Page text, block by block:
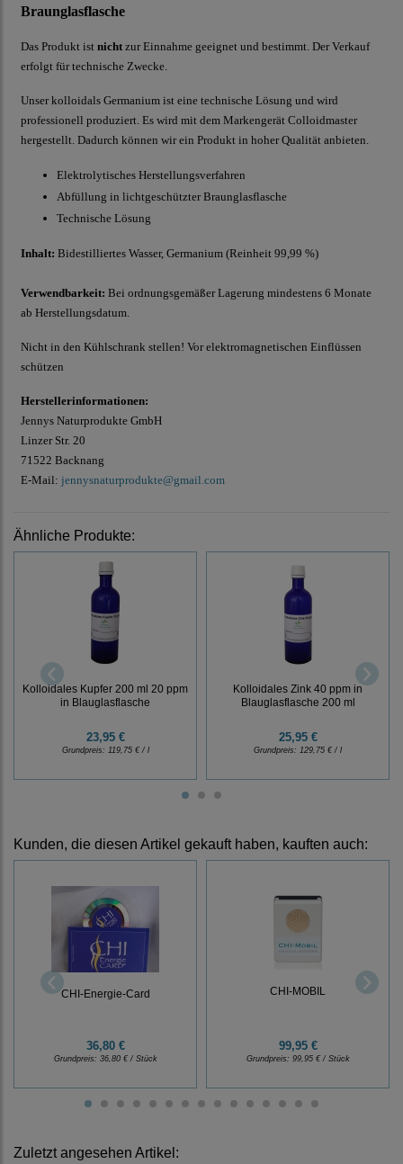
Braunglasflasche
Das Produkt ist nicht zur Einnahme geeignet und bestimmt. Der Verkauf
erfolgt für technische Zwecke.
Unser kolloidals Germanium ist eine technische Lösung und wird
professionell produziert. Es wird mit dem Markengerät Colloidmaster
hergestellt. Dadurch können wir ein Produkt in hoher Qualität anbieten.
Elektrolytisches Herstellungsverfahren
Abfüllung in lichtgeschützter Braunglasflasche
Technische Lösung
Inhalt: Bidestilliertes Wasser, Germanium (Reinheit 99,99 %)
Verwendbarkeit: Bei ordnungsgemäßer Lagerung mindestens 6 Monate
ab Herstellungsdatum.
Nicht in den Kühlschrank stellen! Vor elektromagnetischen Einflüssen
schützen
Herstellerinformationen:
Jennys Naturprodukte GmbH
Linzer Str. 20
71522 Backnang
E-Mail: jennysnaturprodukte@gmail.com
Ähnliche Produkte:
Kolloidales Kupfer 200 ml 20 ppm
in Blauglasflasche
23,95 €
Grundpreis: 119,75 € / l
Kolloidales Zink 40 ppm in
Blauglasflasche 200 ml
25,95 €
Grundpreis: 129,75 € / l
Kunden, die diesen Artikel gekauft haben, kauften auch:
CHI-Energie-Card
36,80 €
Grundpreis: 36,80 € / Stück
CHI-MOBIL
99,95 €
Grundpreis: 99,95 € / Stück
Zuletzt angesehen Artikel: